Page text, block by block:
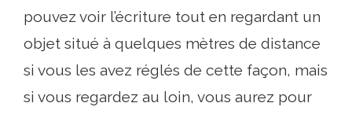
pouvez voir l’écriture tout en regardant un
objet situé à quelques mètres de distance
si vous les avez réglés de cette façon, mais
si vous regardez au loin, vous aurez pour